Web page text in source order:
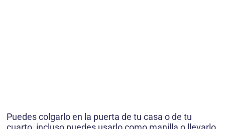
Puedes colgarlo en la puerta de tu casa o de tu